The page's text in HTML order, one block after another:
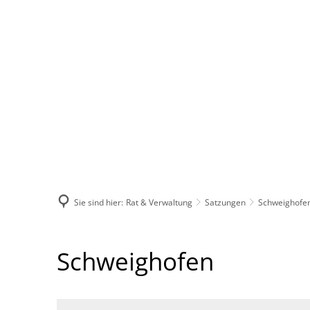
Sie sind hier: Rat & Verwaltung Satzungen
Schweighofen
Schweighofen